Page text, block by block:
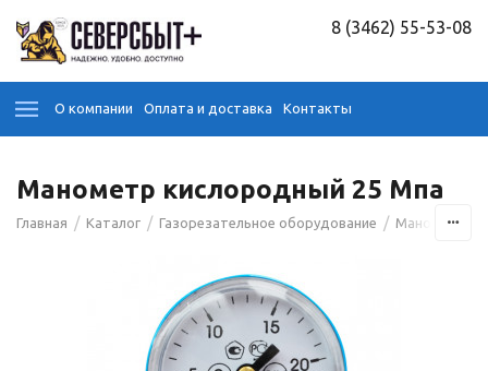
8 (3462) 55-53-08
О компании Оплата и доставка Контакты
Манометр киcлородный 25 Мпа
Главная / Каталог / Газорезательное оборудование / Манометры